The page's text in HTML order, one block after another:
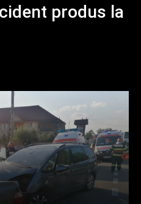
produs la